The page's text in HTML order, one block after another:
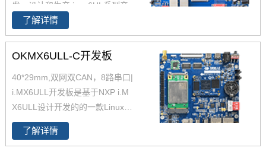
发、设计和生产,i.mx6UL系列产
品现已畅销全国，作为恩智浦imx
6ul,imx6ul开发板,i.mx6提供者，
飞凌嵌入式提供基于iMX6 iMX6U
了解详情
OKMX6ULL-C开发板
40*29mm,双网双CAN，8路串口|
i.MX6ULL开发板是基于NXP i.M
X6ULL设计开发的的一款Linux开
发板 ，主频800MHz，体积小，
其核心板仅40*29mm，采用板对
了解详情